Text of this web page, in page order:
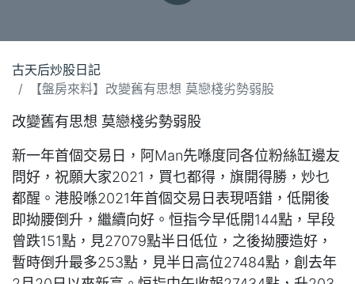
古天后炒股日記
【盤房來料】改變舊有思想 莫戀棧劣勢弱股
改變舊有思想 莫戀棧劣勢弱股
新一年首個交易日，阿Man先喺度同各位粉絲缸邊友
問好，祝願大家2021，買乜都得，旗開得勝，炒乜
都醒。港股喺2021年首個交易日表現唔錯，低開後
即拗腰倒升，繼續向好。恒指今早低開144點，早段
曾跌151點，見27079點半日低位，之後拗腰造好，
暫時倒升最多253點，見半日高位27484點，創去年